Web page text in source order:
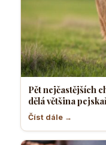
Pět nejčastějších
dělá většina
Číst dále →